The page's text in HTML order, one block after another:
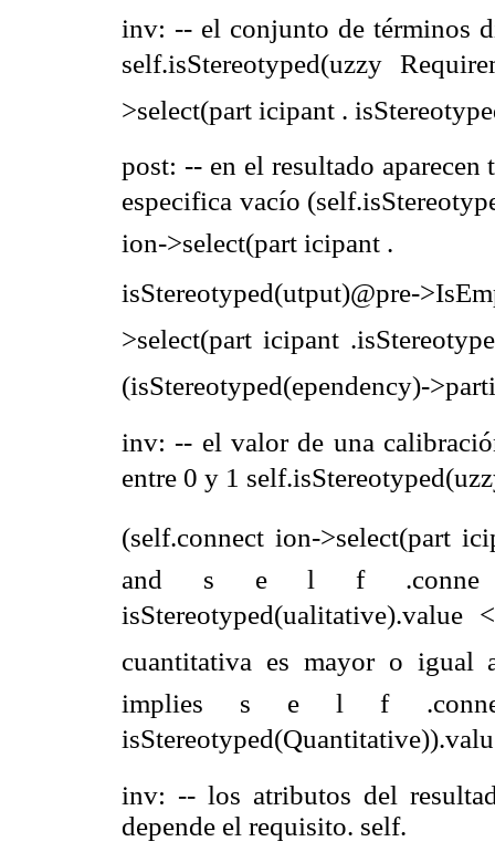
inv: -- el conjunto de términos
self.isStereotyped(uzzy
>select(part icipant .
post: -- en el resultado
especifica vacío
ion->select(part icipant .
isStereotyped(utput)@pre-
>select(part icipant
(isStereotyped(ependency)-
inv: -- el valor de una
entre 0 y 1
(self.connect ion->select(part
and s e l f .conne c
isStereotyped(ualitative).value
cuantitativa es mayor o igual a
implies s e l f .conne
inv: -- los atributos del
depende el requisito. self.